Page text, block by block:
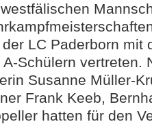
LC Paderborn mit
A-Schülern vertreten.
Susanne Müller-
Frank Keeb,
hatten für den